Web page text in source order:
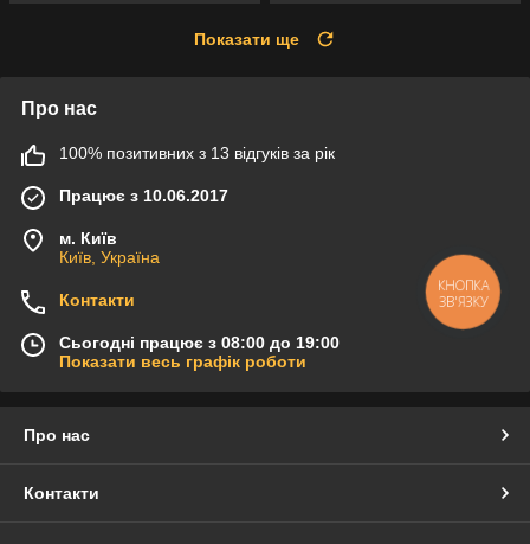
Показати ще
Про нас
100% позитивних з 13 відгуків за рік
Працює з 10.06.2017
м. Київ
Київ, Україна
Контакти
Сьогодні працює з 08:00 до 19:00
Показати весь графік роботи
Про нас
Контакти
КНОПКА
ЗВ'ЯЗКУ